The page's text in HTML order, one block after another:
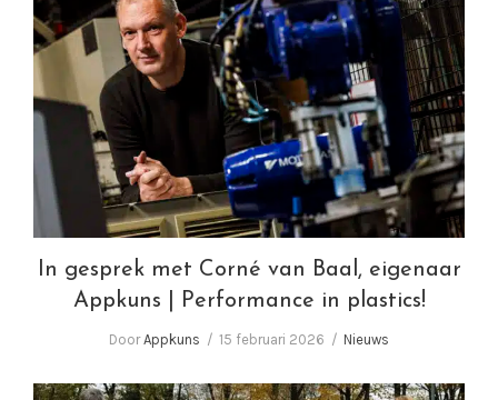
In gesprek met Corné van Baal, eigenaar
Appkuns | Performance in plastics!
In gesprek met Corné van Baal, eigenaar
Appkuns | Performance in plastics!
DoorAppkuns 15 februari 2026 Nieuws